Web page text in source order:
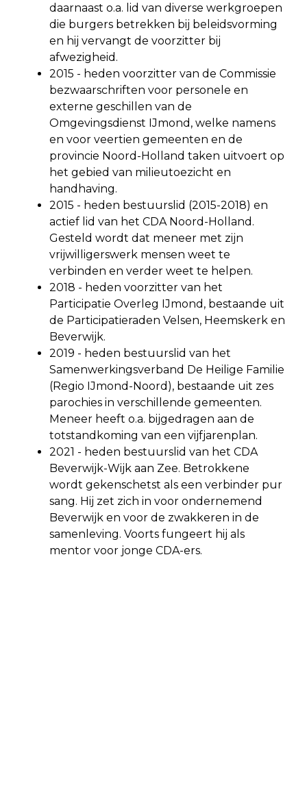
daarnaast o.a. lid van diverse werkgroepen
die burgers betrekken bij beleidsvorming
en hij vervangt de voorzitter bij
afwezigheid.
2015 - heden voorzitter van de Commissie
bezwaarschriften voor personele en
externe geschillen van de
Omgevingsdienst IJmond, welke namens
en voor veertien gemeenten en de
provincie Noord-Holland taken uitvoert op
het gebied van milieutoezicht en
handhaving.
2015 - heden bestuurslid (2015-2018) en
actief lid van het CDA Noord-Holland.
Gesteld wordt dat meneer met zijn
vrijwilligerswerk mensen weet te
verbinden en verder weet te helpen.
2018 - heden voorzitter van het
Participatie Overleg IJmond, bestaande uit
de Participatieraden Velsen, Heemskerk en
Beverwijk.
2019 - heden bestuurslid van het
Samenwerkingsverband De Heilige Familie
(Regio IJmond-Noord), bestaande uit zes
parochies in verschillende gemeenten.
Meneer heeft o.a. bijgedragen aan de
totstandkoming van een vijfjarenplan.
2021 - heden bestuurslid van het CDA
Beverwijk-Wijk aan Zee. Betrokkene
wordt gekenschetst als een verbinder pur
sang. Hij zet zich in voor ondernemend
Beverwijk en voor de zwakkeren in de
samenleving. Voorts fungeert hij als
mentor voor jonge CDA-ers.